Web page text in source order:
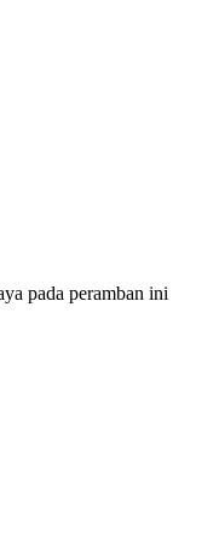
pada peramban ini